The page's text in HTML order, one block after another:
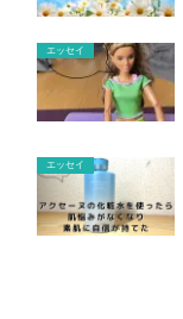
エッセイ
エッセイ